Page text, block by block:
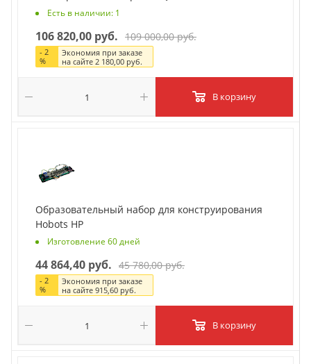
Есть в наличии: 1
106 820,00 руб. 109 000,00 руб.
- 2
%
Экономия при заказе
на сайте 2 180,00 руб.
В корзину
Образовательный набор для конструирования
Hobots HP
Изготовление 60 дней
44 864,40 руб. 45 780,00 руб.
- 2
%
Экономия при заказе
на сайте915,60 руб.
В корзину